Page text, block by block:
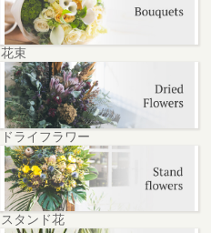
花束
ドライフラワー
スタンド花